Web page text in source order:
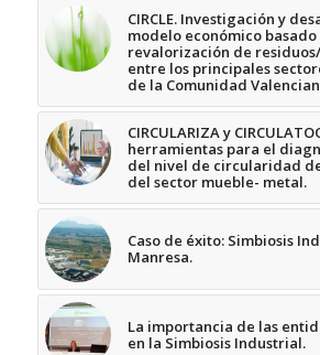
CIRCLE. Investigación y
modelo económico basado
revalorización de
entre los principales
de la Comunidad
CIRCULARIZA y
herramientas para el
del nivel de circularidad
del sector mueble- metal.
Caso de éxito: Simbiosis
Manresa.
La importancia de las
en la Simbiosis Industrial.